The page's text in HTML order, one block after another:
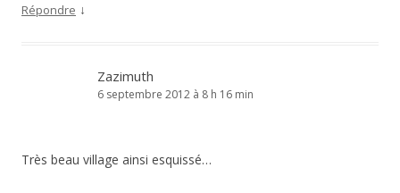
Répondre ↓
Zazimuth
6 septembre 2012 à 8 h 16 min
Très beau village ainsi esquissé…